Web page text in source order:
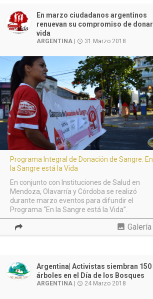
En marzo ciudadanos argentinos
renuevan su compromiso de donar
vida
ARGENTINA| access_time 31 Marzo 2018
Programa Integral de Donación de Sangre: En
la Sangre está la Vida
En conjunto con Instituciones de Salud en
Mendoza, Olavarría y Córdoba se realizó
durante marzo eventos para difundir el
Programa “En la Sangre está la Vida”.
photo Galería
Argentina| Activistas siembran 150
árboles en el Día de los Bosques
ARGENTINA| access_time 24 Marzo 2018